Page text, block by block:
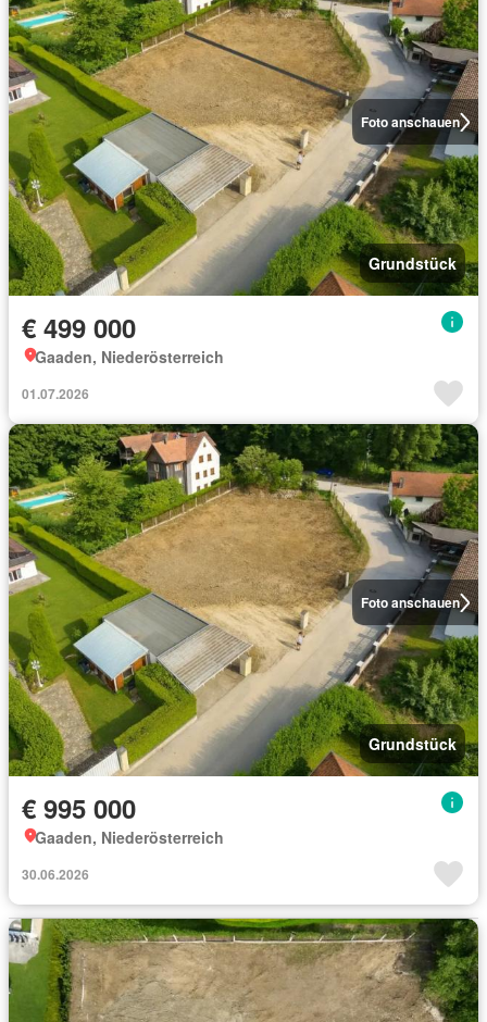
Foto anschauen
Grundstück
€ 499 000
Gaaden, Niederösterreich
01.07.2026
Foto anschauen
Grundstück
€ 995 000
Gaaden, Niederösterreich
30.06.2026